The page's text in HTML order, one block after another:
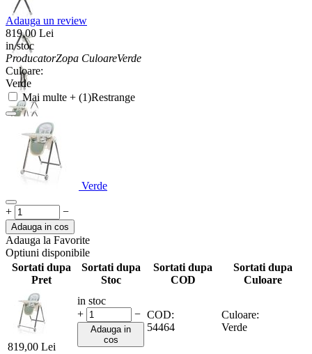
Adauga un review
819,00 Lei
in stoc
ProducatorZopa CuloareVerde
Culoare:
Verde
Mai multe + (1)Restrange
Verde
+ −
Adauga in cos
Adauga la Favorite
Optiuni disponibile
Sortati dupa
Pret
Sortati dupa
Stoc
Sortati dupa
COD
Sortati dupa
Culoare
819,00 Lei
in stoc
+
−
Adauga in
cos
COD:
54464
Culoare:
Verde